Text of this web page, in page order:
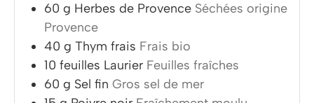
60 g Herbes de Provence Séchées origine
Provence
40 g Thym frais Frais bio
10 feuilles Laurier Feuilles fraîches
60 g Sel fin Gros sel de mer